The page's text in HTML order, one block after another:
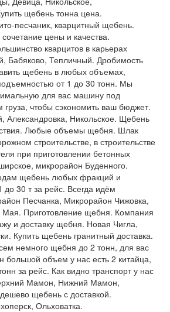
щебень тонна цена.
песчаник, кварцитный щебень.
цены и качества.
кварцитов в карьерах
Бабяково, Тепличный. Дробимость
щебень в любых объемах,
от 1 до 30 тонн. Мы
для вас машину под
чтобы сэкономить ваш бюджет.
Александровка, Никольское. Щебень
Любые объемы щебня. Шлак
строительстве, в строительстве
при приготовлении бетонных
микрорайон Буденного.
щебень любых фракций и
до 30 т за рейс. Всегда идём
Песчанка, Микрорайон Чижовка,
Приготовление щебня. Компания
и доставку щебня. Новая Чигла,
Купить щебень гранитный доставка.
немного щебня до 2 тонн, для вас
большой объем у нас есть 2 китайца,
за рейс. Как видно транспорт у нас
Мамон, Нижний Мамон,
щебень с доставкой.
Ольховатка.